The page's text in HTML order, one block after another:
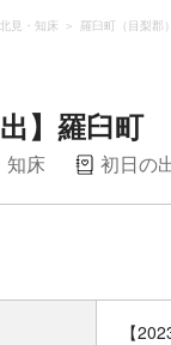
見・知床 羅臼町（目梨郡）
出】羅臼
知床 初日の
【